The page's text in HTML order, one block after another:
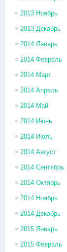
2013 Ноябрь
2013 Декабрь
2014 Январь
2014 Февраль
2014 Март
2014 Апрель
2014 Май
2014 Июнь
2014 Июль
2014 Август
2014 Сентябрь
2014 Октябрь
2014 Ноябрь
2014 Декабрь
2015 Январь
2015 Февраль